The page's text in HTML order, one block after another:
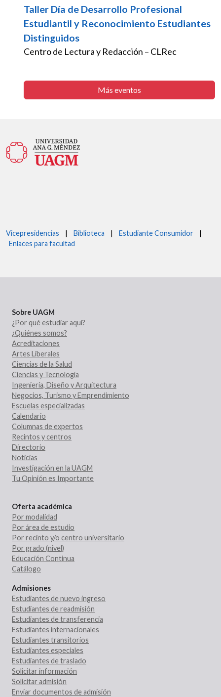
Taller Día de Desarrollo Profesional
Estudiantil y Reconocimiento Estudiantes
Distinguidos
Centro de Lectura y Redacción – CLRec
Más eventos
Vicepresidencias | Biblioteca | Estudiante Consumidor |
Enlaces para facultad
Sobre UAGM
¿Por qué estudiar aquí?
¿Quiénes somos?
Acreditaciones
Artes Liberales
Ciencias de la Salud
Ciencias y Tecnología
Ingeniería, Diseño y Arquitectura
Negocios, Turismo y Emprendimiento
Escuelas especializadas
Calendario
Columnas de expertos
Recintos y centros
Directorio
Noticias
Investigación en la UAGM
Tu Opinión es Importante
Oferta académica
Por modalidad
Por área de estudio
Por recinto y/o centro universitario
Por grado (nivel)
Educación Continua
Catálogo
Admisiones
Estudiantes de nuevo ingreso
Estudiantes de readmisión
Estudiantes de transferencia
Estudiantes internacionales
Estudiantes transitorios
Estudiantes especiales
Estudiantes de traslado
Solicitar información
Solicitar admisión
Enviar documentos de admisión